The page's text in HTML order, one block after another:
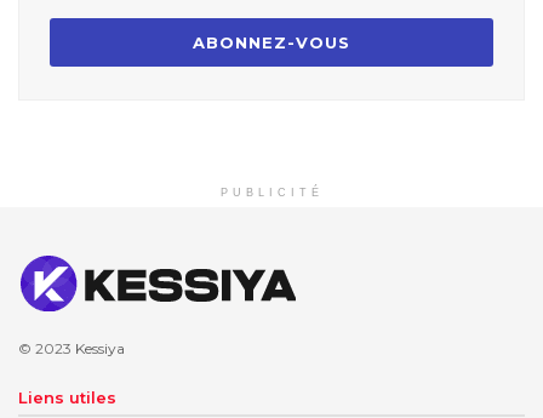
PUBLICITÉ
© 2023 Kessiya
Liens utiles